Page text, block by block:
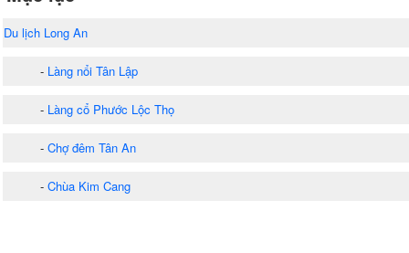
Du lịch Long An
- Làng nổi Tân Lập
- Làng cổ Phước Lộc Thọ
- Chợ đêm Tân An
- Chùa Kim Cang